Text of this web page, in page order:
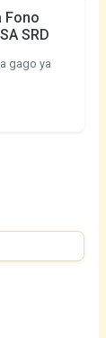
Fono
SRD
gago ya